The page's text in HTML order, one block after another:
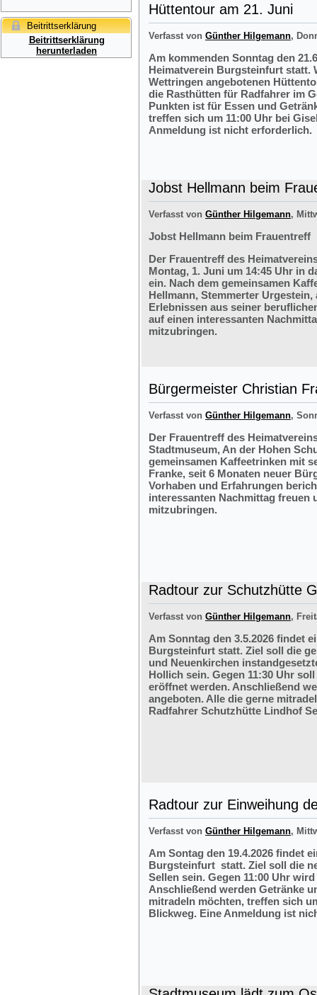
Beitrittserklärung
Beitrittserklärung
herunterladen
Hüttentour am 21. Juni
Verfasst von Günther Hilgemann,
Am kommenden Sonntag den
Heimatverein Burgsteinfurt statt.
Wettringen angebotenen
die Rasthütten für Radfahrer im
Punkten ist für Essen und
treffen sich um 11:00 Uhr bei
Anmeldung ist nicht erforderlich.
Jobst Hellmann beim
Verfasst von Günther Hilgemann,
Jobst Hellmann beim Frauentreff
Der Frauentreff des
Montag, 1. Juni um 14:45 Uhr in
ein. Nach dem gemeinsamen
Hellmann, Stemmerter
Erlebnissen aus seiner
auf einen interessanten
mitzubringen.
Bürgermeister Christian
Verfasst von Günther Hilgemann,
Der Frauentreff des
Stadtmuseum, An der Hohen
gemeinsamen Kaffeetrinken mit
Franke, seit 6 Monaten neuer
Vorhaben und Erfahrungen
interessanten Nachmittag freuen
mitzubringen.
Radtour zur Schutzhütte
Verfasst von Günther Hilgemann,
Am Sonntag den 3.5.2026 findet
Burgsteinfurt statt. Ziel soll die
und Neuenkirchen
Hollich sein. Gegen 11:30 Uhr
eröffnet werden. Anschließend
angeboten. Alle die gerne
Radfahrer Schutzhütte Lindhof
Radtour zur Einweihung
Verfasst von Günther Hilgemann,
Am Sontag den 19.4.2026 findet
Burgsteinfurt statt. Ziel soll die
Sellen sein. Gegen 11:00 Uhr
Anschließend werden Getränke
mitradeln möchten, treffen sich
Blickweg. Eine Anmeldung ist